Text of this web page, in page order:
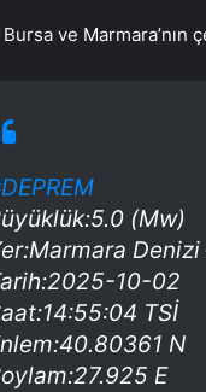
ve
(Mw)
10-02
TSİ
N
E